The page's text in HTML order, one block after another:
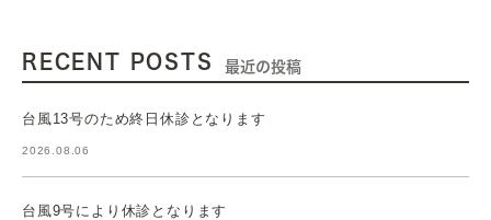
RECENT POSTS 最近の投稿
台風13号のため終日休診となります
2026.08.06
台風9号により休診となります